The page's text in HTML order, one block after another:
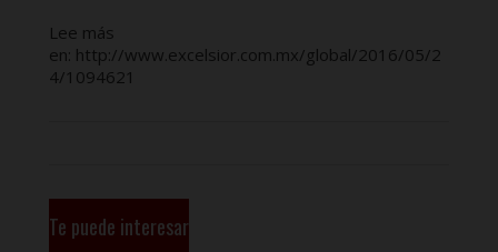
Lee más
en: http://www.excelsior.com.mx/global/2016/05/2
4/1094621
Te puede interesar